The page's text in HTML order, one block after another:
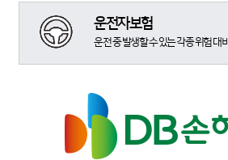
운전자보험
운전 중 발생할 수 있는 각종 위험 대비